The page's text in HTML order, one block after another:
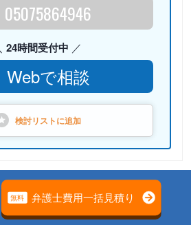
05075864946
24時間受付中
Webで相談
検討リストに追加
（本部） PR